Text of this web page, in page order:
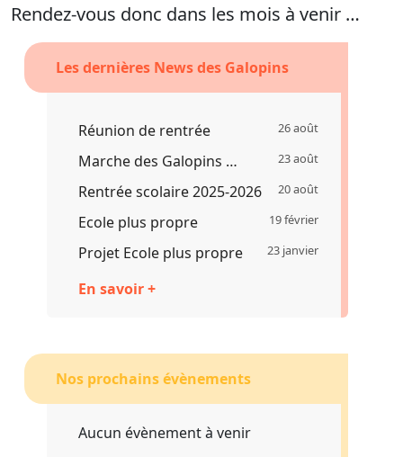
Rendez-vous donc dans les mois à venir …
Les dernières News des Galopins
Réunion de rentrée 26 août
Marche des Galopins … 23 août
Rentrée scolaire 2025-2026 20 août
Ecole plus propre 19 février
Projet Ecole plus propre 23 janvier
En savoir +
Nos prochains évènements
Aucun évènement à venir